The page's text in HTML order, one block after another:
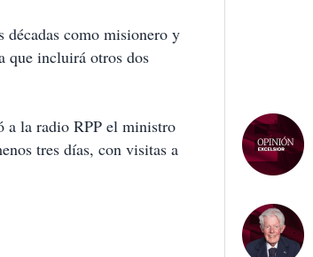
décadas como misionero y
que incluirá otros dos
a la radio RPP el ministro
tres días, con visitas a